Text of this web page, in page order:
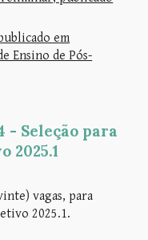
em
Ensino de Pós-
- Seleção para
2025.1
vagas, para
2025.1.